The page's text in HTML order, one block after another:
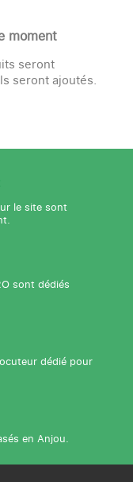
moment
seront
seront ajoutés.
le site sont
sont dédiés
dédié pour
en Anjou.